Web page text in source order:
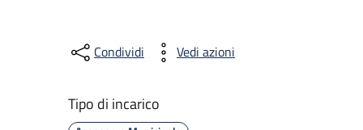
Condividi Vedi azioni
Tipo di incarico